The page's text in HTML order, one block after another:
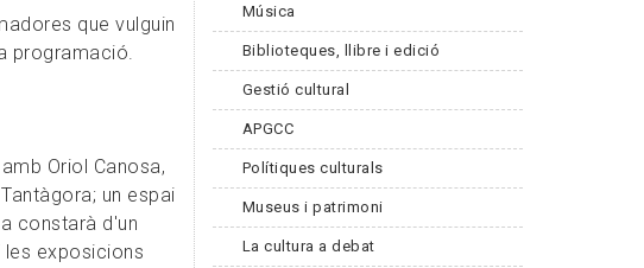
que vulguin
programació.
Oriol Canosa,
un espai
constarà d'un
exposicions
Música
Biblioteques, llibre i edició
Gestió cultural
APGCC
Polítiques culturals
Museus i patrimoni
La cultura a debat